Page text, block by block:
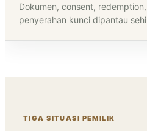
Dokumen, consent,
penyerahan kunci dipantau
TIGA SITUASI PEMILIK